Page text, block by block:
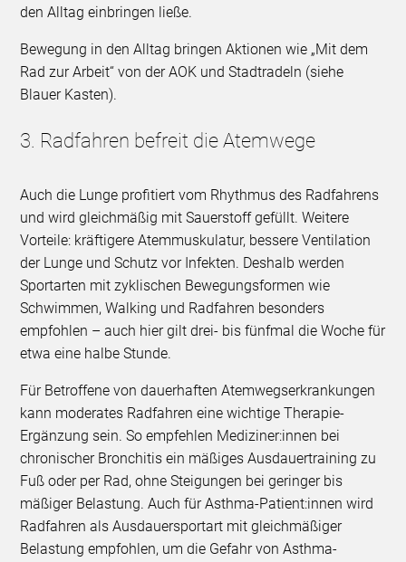
den Alltag einbringen ließe.
Bewegung in den Alltag bringen Aktionen wie „Mit dem
Rad zur Arbeit“ von der AOK und Stadtradeln (siehe
Blauer Kasten).
3. Radfahren befreit die Atemwege
Auch die Lunge profitiert vom Rhythmus des Radfahrens
und wird gleichmäßig mit Sauerstoff gefüllt. Weitere
Vorteile: kräftigere Atemmuskulatur, bessere Ventilation
der Lunge und Schutz vor Infekten. Deshalb werden
Sportarten mit zyklischen Bewegungsformen wie
Schwimmen, Walking und Radfahren besonders
empfohlen – auch hier gilt drei- bis fünfmal die Woche für
etwa eine halbe Stunde.
Für Betroffene von dauerhaften Atemwegserkrankungen
kann moderates Radfahren eine wichtige Therapie-
Ergänzung sein. So empfehlen Mediziner:innen bei
chronischer Bronchitis ein mäßiges Ausdauertraining zu
Fuß oder per Rad, ohne Steigungen bei geringer bis
mäßiger Belastung. Auch für Asthma-Patient:innen wird
Radfahren als Ausdauersportart mit gleichmäßiger
Belastung empfohlen, um die Gefahr von Asthma-